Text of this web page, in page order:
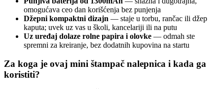
omogućava ceo dan korišćenja bez punjenja
Džepni kompaktni dizajn — staje u torbu, rančac ili džep
kaputa; uvek uz vas u školi, kancelariji ili na putu
Uz uređaj dolaze rolne papira i olovke — odmah ste
spremni za kreiranje, bez dodatnih kupovina na startu
Za koga je ovaj mini štampač nalepnica i kada ga
koristiti?